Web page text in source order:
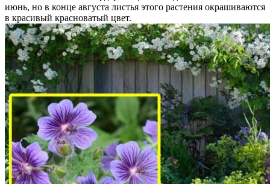
июнь, но в конце августа листья этого растения окрашиваются
в красивый красноватый цвет.